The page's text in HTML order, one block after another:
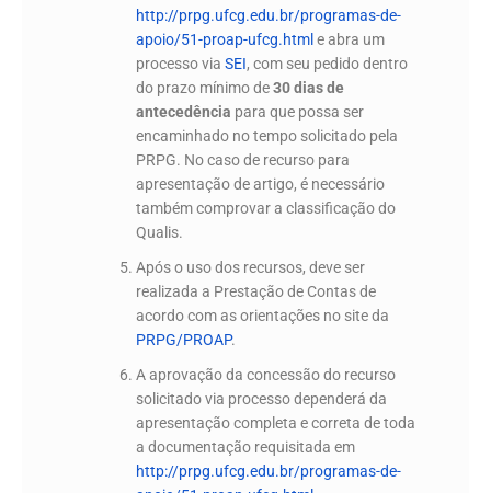
http://prpg.ufcg.edu.br/programas-de-
apoio/51-proap-ufcg.html e abra um
processo via SEI, com seu pedido dentro
do prazo mínimo de30 dias de
antecedência para que possa ser
encaminhado no tempo solicitado pela
PRPG. No caso de recurso para
apresentação de artigo, é necessário
também comprovar a classificação do
Qualis.
Após o uso dos recursos, deve ser
realizada a Prestação de Contas de
acordo com as orientações no site da
PRPG/PROAP.
A aprovação da concessão do recurso
solicitado via processo dependerá da
apresentação completa e correta de toda
a documentação requisitada em
http://prpg.ufcg.edu.br/programas-de-